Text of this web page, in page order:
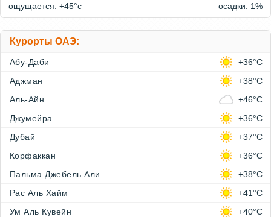
ощущается: +45°c
осадки: 1%
Курорты ОАЭ:
Абу-Даби
+36°C
Аджман
+38°C
Аль-Айн
+46°C
Джумейра
+36°C
Дубай
+37°C
Корфаккан
+36°C
Пальма Джебель Али
+38°C
Рас Аль Хайм
+41°C
Ум Аль Кувейн
+40°C